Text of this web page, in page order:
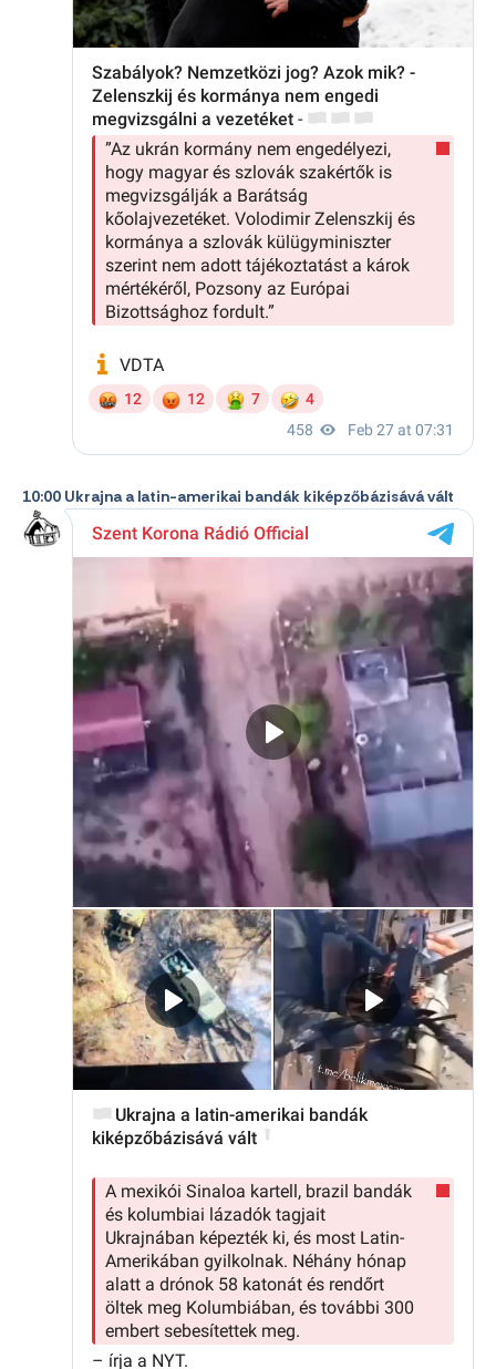
10:00 Ukrajna a latin-amerikai bandák kiképzőbázisává vált